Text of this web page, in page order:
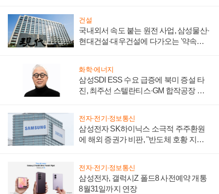
건설
국내외서 속도 붙는 원전 사업, 삼성물산·
현대건설·대우건설에 다가오는 '약속의
화학·에너지
삼성SDI ESS 수요 급증에 북미 증설 타
진, 최주선 스텔란티스·GM 합작공장 건
전자·전기·정보통신
삼성전자 SK하이닉스 소극적 주주환원
에 해외 증권가 비판, "반도체 호황 지속
전자·전기·정보통신
삼성전자, 갤럭시Z 폴드8 사전예약 개통
8월31일까지 연장